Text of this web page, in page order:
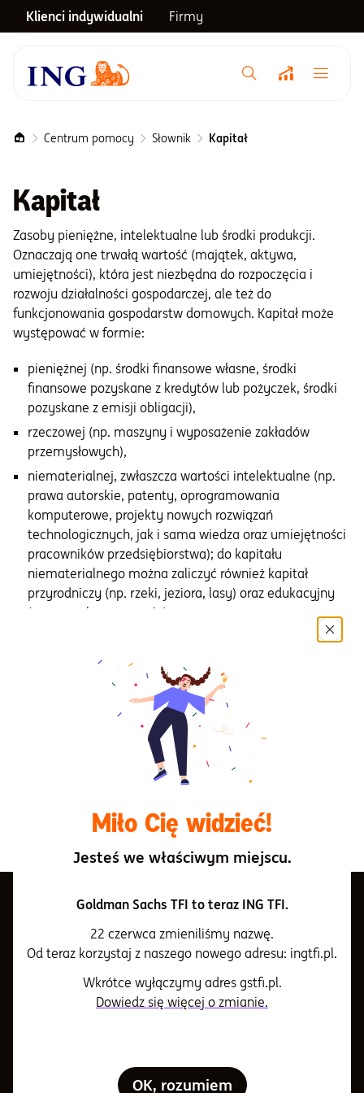
Klienci indywidualni Firmy
Menu główne
Notowania
Emerytura
Inwestycje
Blog
Centrum pomocy
Informacje i dokumenty
O nas
Otwórz konto
Zaloguj
Centrum pomocy Słownik Kapitał
Kapitał
Zasoby pieniężne, intelektualne lub środki produkcji.
Oznaczają one trwałą wartość (majątek, aktywa,
umiejętności), która jest niezbędna do rozpoczęcia i
rozwoju działalności gospodarczej, ale też do
funkcjonowania gospodarstw domowych. Kapitał może
występować w formie:
pieniężnej (np. środki finansowe własne, środki
finansowe pozyskane z kredytów lub pożyczek, środki
pozyskane z emisji obligacji),
rzeczowej (np. maszyny i wyposażenie zakładów
przemysłowych),
niematerialnej, zwłaszcza wartości intelektualne (np.
prawa autorskie, patenty, oprogramowania
komputerowe, projekty nowych rozwiązań
technologicznych, jak i sama wiedza oraz umiejętności
pracowników przedsiębiorstwa); do kapitału
niematerialnego można zaliczyć również kapitał
przyrodniczy (np. rzeki, jeziora, lasy) oraz edukacyjny
(np. sposoby nauczania).
kapitału doprowadza bezpośrednio do wzrostu wartości
przedsiębiorstwa oraz jego rozwoju gospodarczego. W
przypadku gospodarstw domowych natomiast prowadzi
do wzrostu jakości życia oraz rozwoju osobistego. Kapitał
nie zawsze posiada wymierną wartość, szczególnie
wtedy, gdy dotyczy kwestii niematerialnych,
Wróć do listy pojęć
O nas
Nasza firma
Informacje o Towarzystwie
Informacje i dokumenty
Aktualności i komunikaty
Miło Cię widzieć!
Jesteś we właściwym miejscu.
Goldman Sachs TFI to teraz ING TFI.
22 czerwca zmieniliśmy nazwę.
Od teraz korzystaj z naszego nowego adresu: ingtfi.pl.
Wkrótce wyłączymy adres gstfi.pl.
Dowiedz się więcej o zmianie.
OK, rozumiem